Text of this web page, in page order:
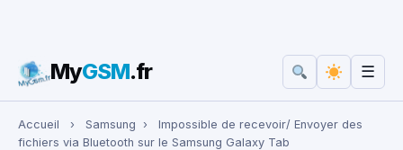
Rechercher :
MyGSM.fr ☰
Accueil › Samsung ›
Impossible de recevoir/ Envoyer des
fichiers via Bluetooth sur le Samsung Galaxy Tab